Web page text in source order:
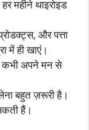
महीने थाइरोइड
और पत्ता
में ही खाएं।
कभी अपने मन से
बहुत ज़रूरी है।
हैं।